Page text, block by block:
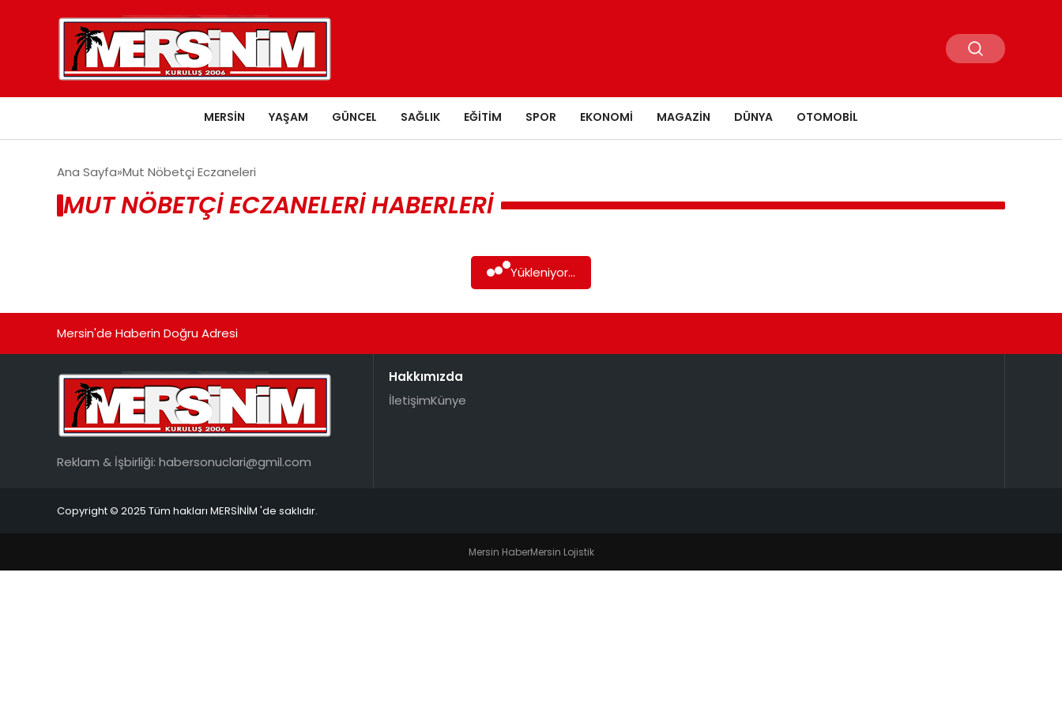
MERSIN YAŞAM GÜNCEL SAĞLIK EĞITIM SPOR EKONOMI MAGAZIN DÜNYA OTOMOBIL
Ana Sayfa Mut Nöbetçi Eczaneleri
MUT NÖBETÇI ECZANELERI HABERLERI
Yükleniyor...
Mersin'de Haberin Doğru Adresi
Reklam & İşbirliği: habersonuclari@gmil.com
Hakkımızda
İletişimKünye
Copyright © 2025 Tüm hakları MERSİNİM 'de saklıdır.
Mersin HaberMersin Lojistik